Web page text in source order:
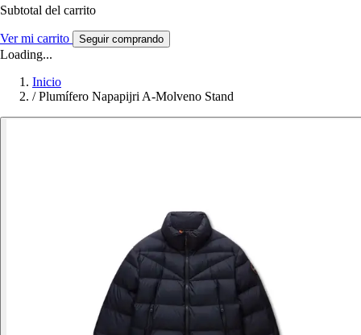
Subtotal del carrito
Ver mi carrito Seguir comprando
Loading...
Inicio
/ Plumífero Napapijri A-Molveno Stand